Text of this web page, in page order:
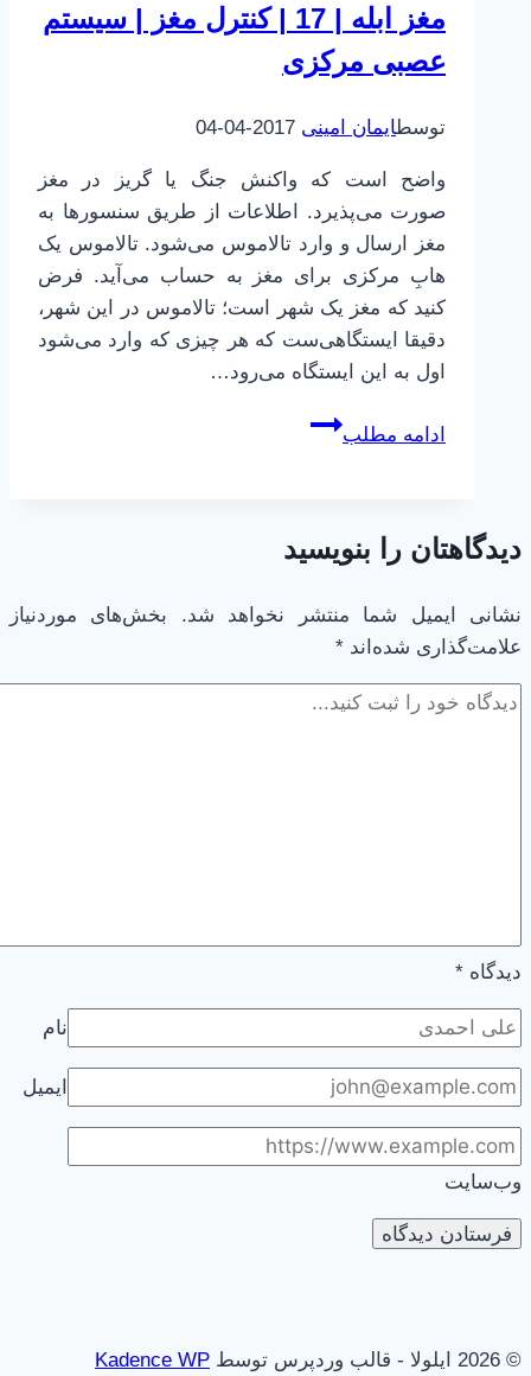
مغز ابله | 17 | کنترل مغز | سیستم
عصبی مرکزی
توسطایمان امینی 2017-04-04
واضح است که واکنش جنگ یا گریز در مغز
صورت می‌پذیرد. اطلاعات از طریق سنسورها به
مغز ارسال و وارد تالاموس می‌شود. تالاموس یک
هابِ مرکزی برای مغز به حساب می‌آید. فرض
کنید که مغز یک شهر است؛ تالاموس در این شهر،
دقیقا ایستگاهی‌ست که هر چیزی که وارد می‌شود
اول به این ایستگاه می‌رود…
ادامه مطلب
مغز
|
مغز
|
سیستم
عصبی
دیدگاهتان را بنویسید
نشانی ایمیل شما منتشر نخواهد شد.
بخش‌های موردنیاز
علامت‌گذاری شده‌اند *
دیدگاه *
نام
ایمیل
وب‌سایت
© 2026 ایلولا - قالب وردپرس توسط Kadence WP